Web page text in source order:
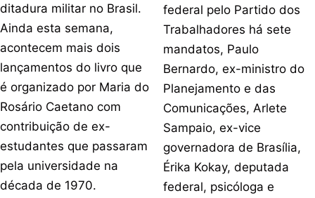
ditadura militar no Brasil.
Ainda esta semana,
acontecem mais dois
lançamentos do livro que
é organizado por Maria do
Rosário Caetano com
contribuição de ex-
estudantes que passaram
pela universidade na
década de 1970.
federal pelo Partido dos
Trabalhadores há sete
mandatos, Paulo
Bernardo, ex-ministro do
Planejamento e das
Comunicações, Arlete
Sampaio, ex-vice
governadora de Brasília,
Érika Kokay, deputada
federal, psicóloga e